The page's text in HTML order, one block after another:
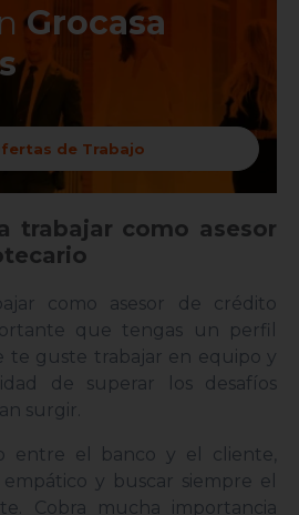
Grocasa
de Trabajo
trabajar como asesor
como asesor de crédito
que tengas un perfil
te guste trabajar en equipo y
de superar los desafíos
surgir.
entre el banco y el cliente,
y buscar siempre el
Cobra mucha importancia